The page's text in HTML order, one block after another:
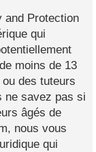
and Protection
qui
moins de 13
des tuteurs
ne savez pas si
âgés de
nous vous
qui